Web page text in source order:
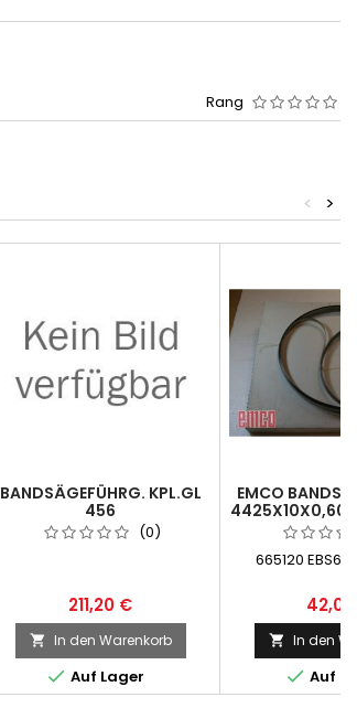
Rang
>
<
BANDSÄGEFÜHRG. KPL.GL
456
(0)
211,20 €
 In den Warenkorb
 Auf Lager
EMCO
- 1
665120
 In den
 Auf